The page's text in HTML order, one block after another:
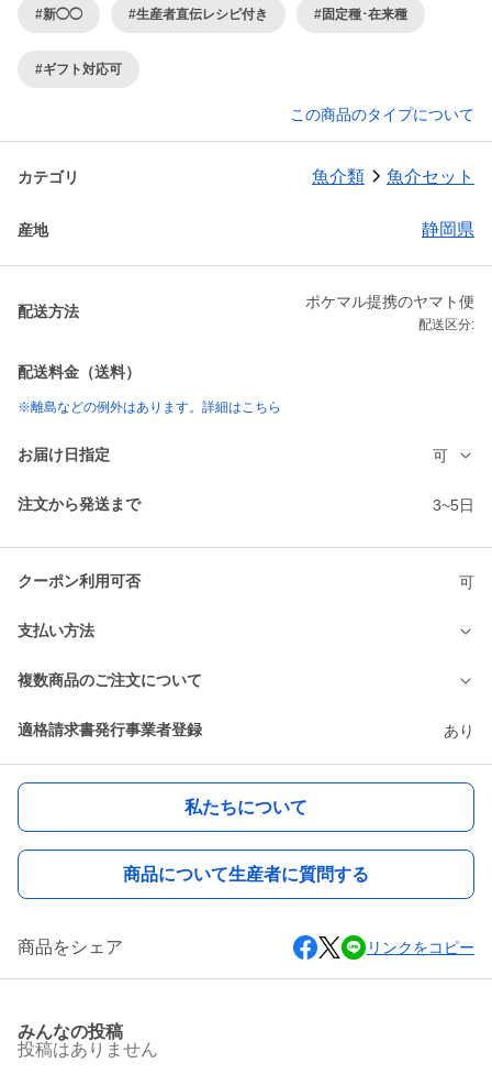
#新◯◯ #生産者直伝レシピ付き #固定種･在来種
#ギフト対応可
この商品のタイプについて
カテゴリ 魚介類 魚介セット
産地 静岡県
配送方法
ポケマル提携のヤマト便
配送区分:
配送料金（送料）
※離島などの例外はあります。詳細はこちら
お届け日指定 可
注文から発送まで 3~5日
クーポン利用可否 可
支払い方法
複数商品のご注文について
適格請求書発行事業者登録 あり
私たちについて
商品について生産者に質問する
商品をシェア リンクをコピー
みんなの投稿
投稿はありません